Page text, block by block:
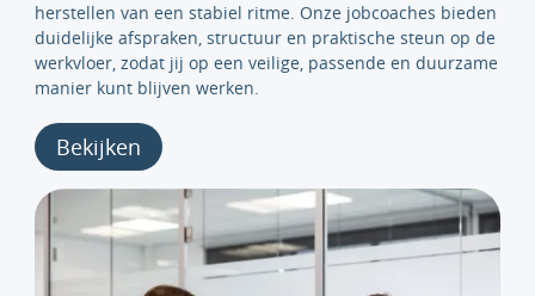
herstellen van een stabiel ritme. Onze jobcoaches bieden
duidelijke afspraken, structuur en praktische steun op de
werkvloer, zodat jij op een veilige, passende en duurzame
manier kunt blijven werken.
Bekijken